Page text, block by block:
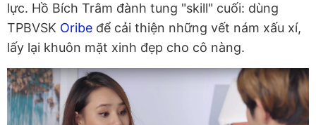
lực. Hồ Bích Trâm đành tung "skill" cuối: dùng
TPBVSK Oribe để cải thiện những vết nám xấu xí,
lấy lại khuôn mặt xinh đẹp cho cô nàng.